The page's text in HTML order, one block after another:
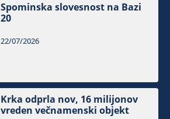
Spominska slovesnost na Bazi
20
22/07/2026
Krka odprla nov, 16 milijonov
vreden večnamenski objekt